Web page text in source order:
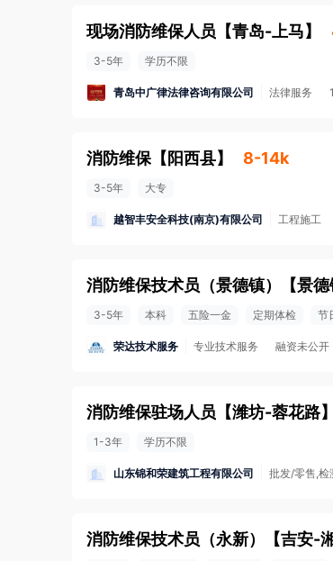
现场消防维保人员 【青岛-上马】
3-5年 学历不限
青岛中广律法律咨询有限公司 法律服务
消防维保 【 阳西县】 8-14k
3-5年 大专
越智丰安全科技(南京)有限公司 工程施工
消防维保技术员（景德镇） 【景
3-5年 本科 五险一金 定期体检 节
荣达技术服务 专业技术服务 融资未公开
消防维保驻场人员 【潍坊-蓉花路】
1-3年 学历不限
山东锦和荣建筑工程有限公司 批发/零售,检
消防维保技术员（永新） 【吉安-